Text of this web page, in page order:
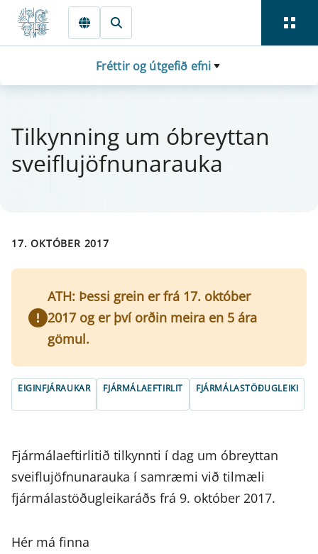
Fara beint í Meginmál
Fréttir og útgefið efni
Til­kynn­ing um óbreytt­an
sveiflu­jö­fn­u­n­a­rauka
17. OKTÓBER 2017
ATH: Þessi grein er frá 17. október
2017 og er því orðin meira en 5 ára
gömul.
EIGINFJÁRAUKAR FJÁRMÁLAEFTIRLIT FJÁRMÁLASTÖÐUGLEIKI
Fjármálaeftirlitið tilkynnti í dag um óbreyttan
sveiflujöfnunarauka í samræmi við tilmæli
fjármálastöðugleikaráðs frá 9. október 2017.
Hér má finna